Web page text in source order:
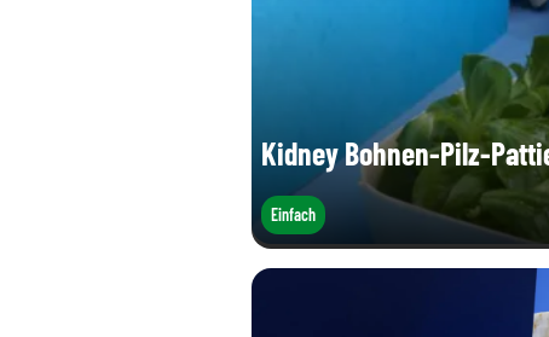
Kidney Bohnen-Pilz-
Einfach